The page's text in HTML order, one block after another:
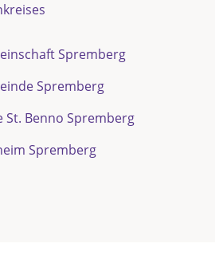
Spremberg
Spremberg
St. Benno Spremberg
Spremberg